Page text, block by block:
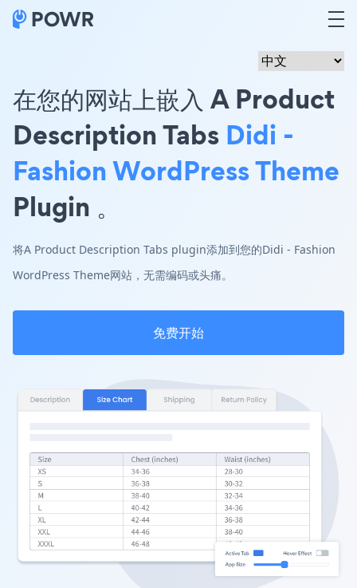
在您的网站上嵌入 A Product
Description Tabs Didi -
Fashion WordPress Theme
Plugin 。
将A Product Description Tabs plugin添加到您的Didi - Fashion
WordPress Theme网站，无需编码或头痛。
免费开始